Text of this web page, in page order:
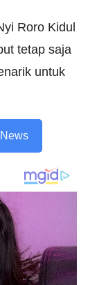
Roro Kidul
tetap saja
untuk